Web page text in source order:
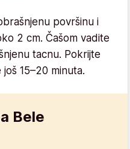
površinu i
2 cm. Čašom vadite
tacnu. Pokrijte
15–20 minuta.
Bele